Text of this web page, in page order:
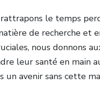
le temps
de recherche et
nous donnons
leur santé en main
un avenir sans cette